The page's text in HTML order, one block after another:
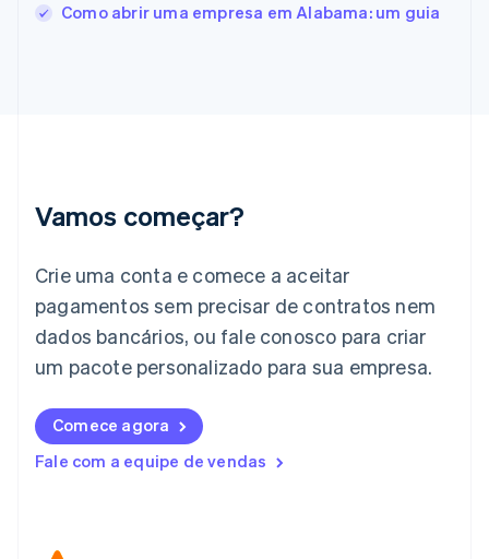
Como abrir uma empresa em Alabama: um guia
Vamos começar?
Crie uma conta e comece a aceitar
pagamentos sem precisar de contratos nem
dados bancários, ou fale conosco para criar
um pacote personalizado para sua empresa.
Comece agora
Fale com a equipe de vendas
Gibraltar
English
Italiano English
日本語English
Letônia
Liechtenstein
Lituânia
English
Luxemburgo